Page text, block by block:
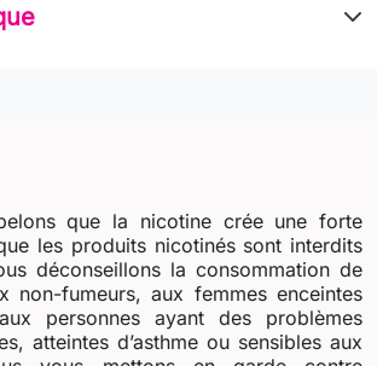
que la nicotine crée une forte
les produits nicotinés sont interdits
déconseillons la consommation de
non-fumeurs, aux femmes enceintes
personnes ayant des problèmes
atteintes d’asthme ou sensibles aux